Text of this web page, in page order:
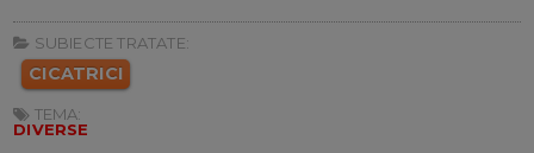
SUBIECTE TRATATE:
CICATRICI
TEMA:
DIVERSE